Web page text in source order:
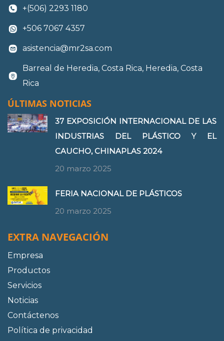
+(506) 2293 1180
+506 7067 4357
asistencia@mr2sa.com
Barreal de Heredia, Costa Rica, Heredia, Costa
Rica
ÚLTIMAS NOTICIAS
37 EXPOSICIÓN INTERNACIONAL DE LAS
INDUSTRIAS DEL PLÁSTICO Y EL
CAUCHO, CHINAPLAS 2024
20 marzo 2025
FERIA NACIONAL DE PLÁSTICOS
20 marzo 2025
EXTRA NAVEGACIÓN
Empresa
Productos
Servicios
Noticias
Contáctenos
Política de privacidad